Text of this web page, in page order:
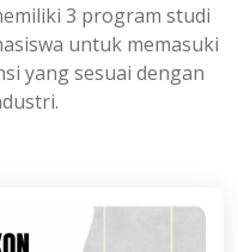
3 program studi
untuk memasuki
yang sesuai dengan